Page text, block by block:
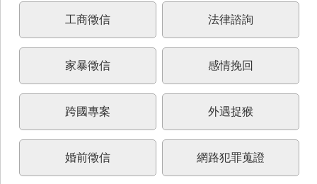
工商徵信 法律諮詢
家暴徵信 感情挽回
跨國專案 外遇捉猴
婚前徵信 網路犯罪蒐證